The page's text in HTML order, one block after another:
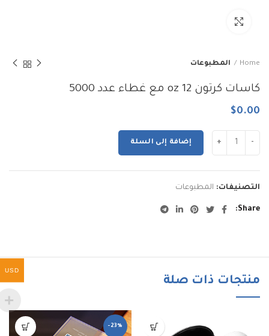
Home المطبوعات
كاسات كرتون 12 oz مع غطاء عدد 5000
$0.00
إضافة إلى السلة
التصنيفات: المطبوعات
Share
منتجات ذات صلة
-23%
USD